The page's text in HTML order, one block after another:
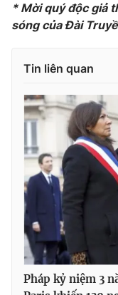
Theo dõi báo trên
Cơ quan chủ quản:
Cơ quan báo chí:
Giấy phép hoạt động
cấp ngày 29/12/2023
Tổng Biên tập:
Vũ
Phó Tổng Biên tập:
Nguyễn Trọng Ninh
Tổng đài VTV:024.38
* Mời quý độc giả
sóng của Đài
Tin liên quan
Pháp kỷ niệm 3